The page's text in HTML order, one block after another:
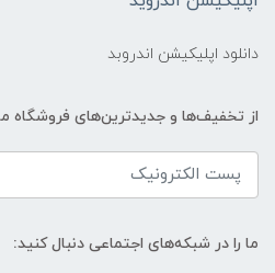
دانلود اپلیکیشن اندروبد
از تخفیف‌ها و جدیدترین‌های فروشگاه
ما را در شبکه‌های اجتماعی دنبال کنید: